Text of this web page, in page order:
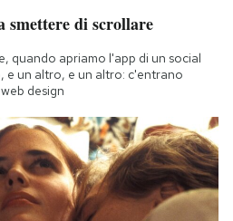
smettere di scrollare
quando apriamo l'app di un social
e un altro, e un altro: c'entrano
design